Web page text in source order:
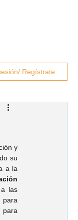
Regístrate
y
a la
las
para